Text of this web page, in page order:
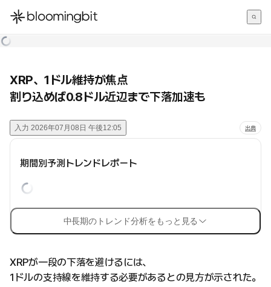
한국어
XRP、1ドル維持が焦点
割り込めば0.8ドル近辺まで下落加速も
入力 2026年07月08日 午後12:05 出典
期間別予測トレンドレポート
中長期のトレンド分析をもっと見る
XRPが一段の下落を避けるには、
1ドルの支持線を維持する必要があるとの見方が示された。